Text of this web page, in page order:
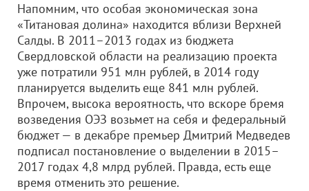
Напомним, что особая экономическая зона
«Титановая долина» находится вблизи Верхней
Салды. В 2011–2013 годах из бюджета
Свердловской области на реализацию проекта
уже потратили 951 млн рублей, в 2014 году
планируется выделить еще 841 млн рублей.
Впрочем, высока вероятность, что вскоре бремя
возведения ОЭЗ возьмет на себя и федеральный
бюджет — в декабре премьер Дмитрий Медведев
подписал постановление о выделении в 2015–
2017 годах 4,8 млрд рублей. Правда, есть еще
время отменить это решение.